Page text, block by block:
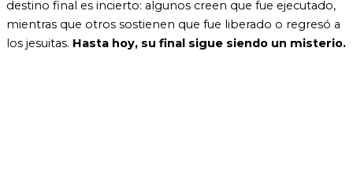
destino final es incierto: algunos creen que fue ejecutado,
mientras que otros sostienen que fue liberado o regresó a
los jesuitas. Hasta hoy, su final sigue siendo un misterio.